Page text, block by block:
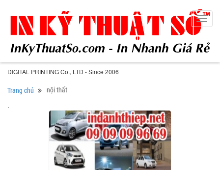
DIGITAL PRINTING Co., LTD - Since 2006
Trang chủ nội thất
.